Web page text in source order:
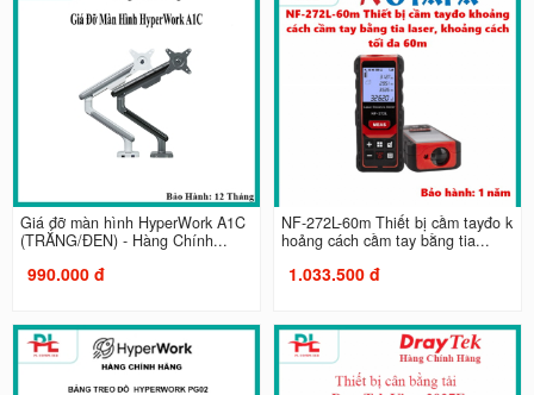
Giá đỡ màn hình HyperWork A1C
(TRẮNG/ĐEN) - Hàng Chính...
990.000 đ
NF-272L-60m Thiết bị cầm tayđo k
hoảng cách cầm tay bằng tia...
1.033.500 đ